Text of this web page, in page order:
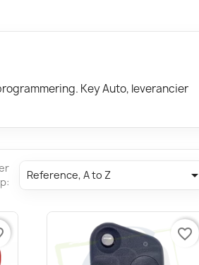
Key Auto, leverancier
Reference, A to Z 
favorite_border